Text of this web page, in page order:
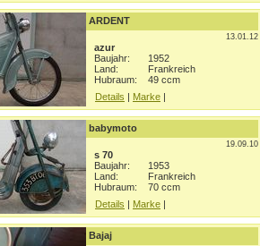
ARDENT
13.01.12
azur
Baujahr:
1952
Land:
Frankreich
Hubraum:
49 ccm
Details | Marke |
babymoto
19.09.10
s 70
Baujahr:
1953
Land:
Frankreich
Hubraum:
70 ccm
Details | Marke |
Bajaj